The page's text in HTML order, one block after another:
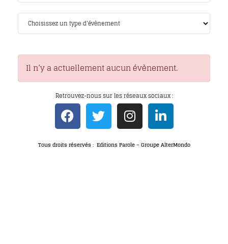
Il n’y a actuellement aucun évènement.
Retrouvez-nous sur les réseaux sociaux :
Tous droits réservés : Editions Parole – Groupe AlterMondo